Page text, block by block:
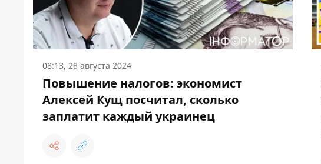
08:13, 28 августа 2024
Повышение налогов: экономист
Алексей Кущ посчитал, сколько
заплатит каждый украинец